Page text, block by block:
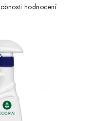
hodnocení